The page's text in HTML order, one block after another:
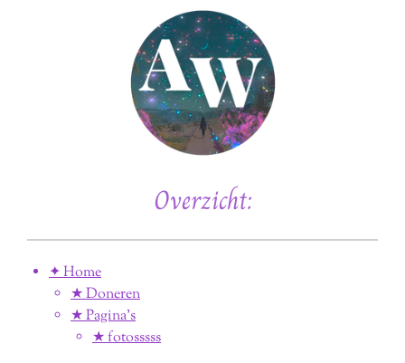
Overzicht:
✦ Home
★ Doneren
★ Pagina’s
★ fotosssss